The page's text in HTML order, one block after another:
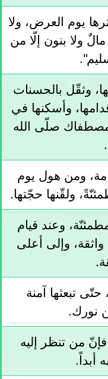
يوم العرض، ولا
ولا بنون إلّا من
وثقّل بالحسنات
وأسكنها في
صلّى الله
ومن هول يوم
ولقّنها حجّتها.
وعند قيام
وإلى أعلى
تبعثها آمنة
نورك.
من تنظر إليه
أبداً.